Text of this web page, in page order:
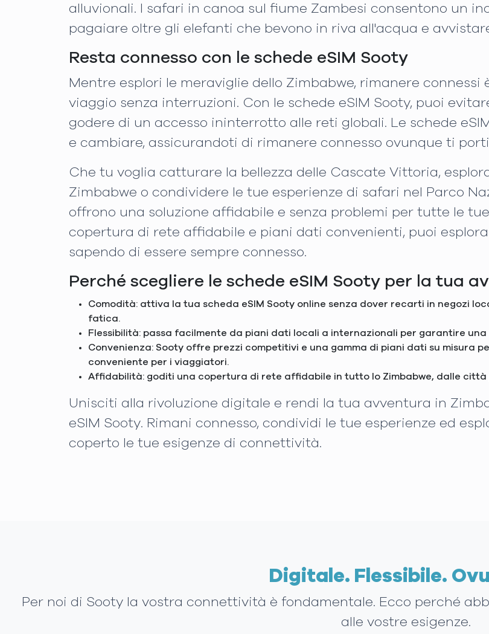
alluvionali. I safari in canoa sul fiume Zambesi consentono un
pagaiare oltre gli elefanti che bevono in riva all'acqua e
Resta connesso con le schede eSIM Sooty
Mentre esplori le meraviglie dello Zimbabwe, rimanere connessi
viaggio senza interruzioni. Con le schede eSIM Sooty, puoi
godere di un accesso ininterrotto alle reti globali. Le schede
e cambiare, assicurandoti di rimanere connesso ovunque ti
Che tu voglia catturare la bellezza delle Cascate Vittoria,
Zimbabwe o condividere le tue esperienze di safari nel Parco
offrono una soluzione affidabile e senza problemi per tutte le
copertura di rete affidabile e piani dati convenienti, puoi
sapendo di essere sempre connesso.
Perché scegliere le schede eSIM Sooty per la tua
Comodità: attiva la tua scheda eSIM Sooty online senza dover recarti in negozi
fatica.
Flessibilità: passa facilmente da piani dati locali a internazionali per garantire
Convenienza: Sooty offre prezzi competitivi e una gamma di piani dati su misura
conveniente per i viaggiatori.
Affidabilità: goditi una copertura di rete affidabile in tutto lo Zimbabwe, dalle
Unisciti alla rivoluzione digitale e rendi la tua avventura in
eSIM Sooty. Rimani connesso, condividi le tue esperienze ed
coperto le tue esigenze di connettività.
Digitale. Flessibile.
Per noi di Sooty la vostra connettività è fondamentale. Ecco perché
alle vostre esigenze.